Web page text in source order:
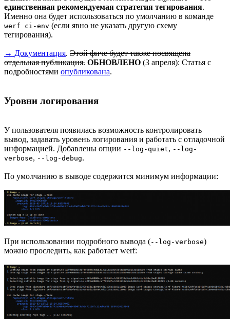
единственная рекомендуемая стратегия тегирования.
Именно она будет использоваться по умолчанию в команде
werf ci-env (если явно не указать другую схему
тегирования).
→ Документация. Этой фиче будет также посвящена
отдельная публикация. ОБНОВЛЕНО (3 апреля): Статья с
подробностями опубликована.
Уровни логирования
У пользователя появилась возможность контролировать
вывод, задавать уровень логирования и работать с отладочной
информацией. Добавлены опции --log-quiet, --log-
verbose, --log-debug.
По умолчанию в выводе содержится минимум информации:
При использовании подробного вывода (--log-verbose)
можно проследить, как работает werf: